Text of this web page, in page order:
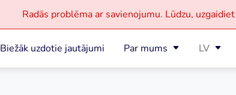
Radās problēma ar savienojumu. Lūdzu, uzgaidiet
Biežāk uzdotie jautājumi Par mums LV